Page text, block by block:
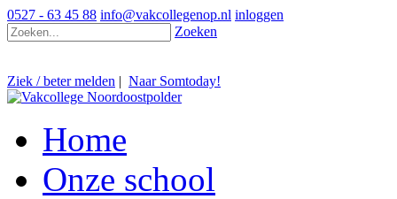
0527 - 63 45 88 info@vakcollegenop.nl inloggen
Zoeken
Ziek / beter melden | Naar Somtoday!
Home
Onze school